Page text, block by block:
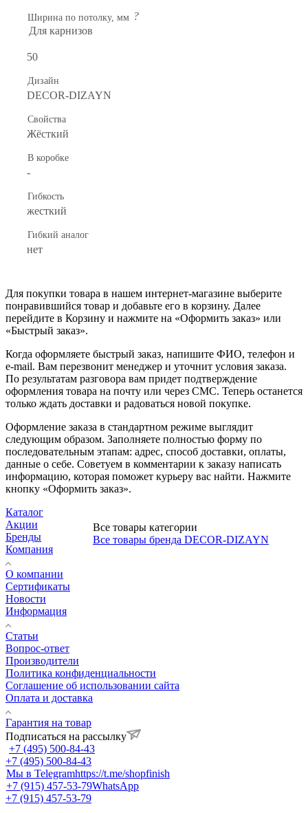
Ширина по потолку, мм ?
Для карнизов
50
Дизайн
DECOR-DIZAYN
Свойства
Жёсткий
В коробке
-
Гибкость
жесткий
Гибкий аналог
нет
Для покупки товара в нашем интернет-магазине выберите
понравившийся товар и добавьте его в корзину. Далее
перейдите в Корзину и нажмите на «Оформить заказ» или
«Быстрый заказ».
Когда оформляете быстрый заказ, напишите ФИО, телефон и
e-mail. Вам перезвонит менеджер и уточнит условия заказа.
По результатам разговора вам придет подтверждение
оформления товара на почту или через СМС. Теперь останется
только ждать доставки и радоваться новой покупке.
Оформление заказа в стандартном режиме выглядит
следующим образом. Заполняете полностью форму по
последовательным этапам: адрес, способ доставки, оплаты,
данные о себе. Советуем в комментарии к заказу написать
информацию, которая поможет курьеру вас найти. Нажмите
кнопку «Оформить заказ».
Все товары категории
Все товары бренда DECOR-DIZAYN
Каталог
Акции
Бренды
Компания
О компании
Сертификаты
Новости
Информация
Статьи
Вопрос-ответ
Производители
Политика конфиденциальности
Соглашение об использовании сайта
Оплата и доставка
Гарантия на товар
Подписаться на рассылку
+7 (495) 500-84-43
+7 (495) 500-84-43
Мы в Telegramhttps://t.me/shopfinish
+7 (915) 457-53-79WhatsApp
+7 (915) 457-53-79